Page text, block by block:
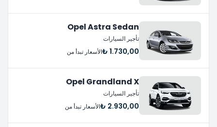
Opel Astra Sedan
تأجير السيارات
1.730,00 ₺ الأسعار تبدأ من
Opel Grandland X
تأجير السيارات
2.930,00 ₺ الأسعار تبدأ من